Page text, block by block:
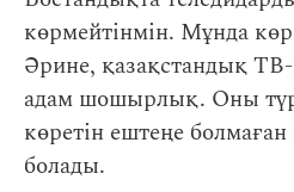
көрмейтінмін. Мұнда
Әрине, қазақстандық ТВ-
адам шошырлық. Оны
көретін ештеңе болмаған
болады.